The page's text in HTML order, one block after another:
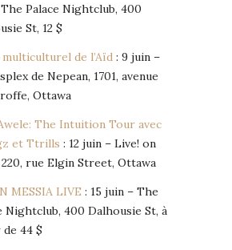
Palace Nightclub, 400
St, 12 $
multiculturel de l’Aïd : 9 juin –
de Nepean, 1701, avenue
Ottawa
The Intuition Tour avec
et Ttrills : 12 juin – Live! on
rue Elgin Street, Ottawa
MESSIA LIVE : 15 juin – The
Nightclub, 400 Dalhousie St, à
44 $